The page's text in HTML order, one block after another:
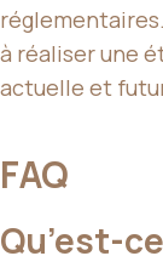
à réaliser une
actuelle et
FAQ
Qu’est-